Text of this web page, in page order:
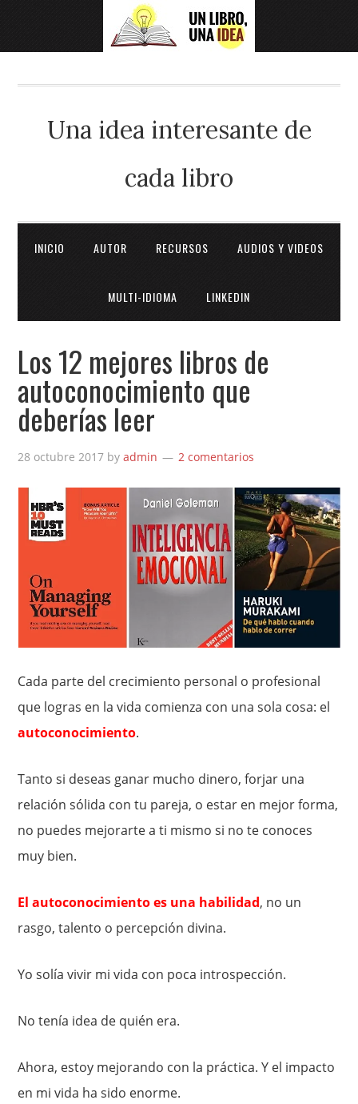
Una idea interesante de
cada libro
INICIO AUTOR RECURSOS AUDIOS Y VIDEOS
MULTI-IDIOMA LINKEDIN
Los 12 mejores libros de
autoconocimiento que
deberías leer
28 octubre 2017 byadmin 2 comentarios
Cada parte del crecimiento personal o profesional
que logras en la vida comienza con una sola cosa: el
autoconocimiento.
Tanto si deseas ganar mucho dinero, forjar una
relación sólida con tu pareja, o estar en mejor forma,
no puedes mejorarte a ti mismo si no te conoces
muy bien.
El autoconocimiento es una habilidad, no un
rasgo, talento o percepción divina.
Yo solía ​​vivir mi vida con poca introspección.
No tenía idea de quién era.
Ahora, estoy mejorando con la práctica. Y el impacto
en mi vida ha sido enorme.